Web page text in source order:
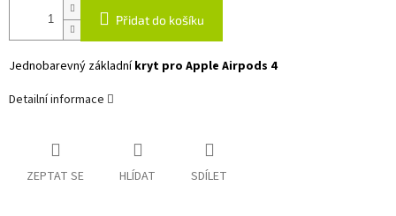
Přidat do košíku
Jednobarevný základníkryt pro Apple Airpods 4
Detailní informace
ZEPTAT SE HLÍDAT SDÍLET